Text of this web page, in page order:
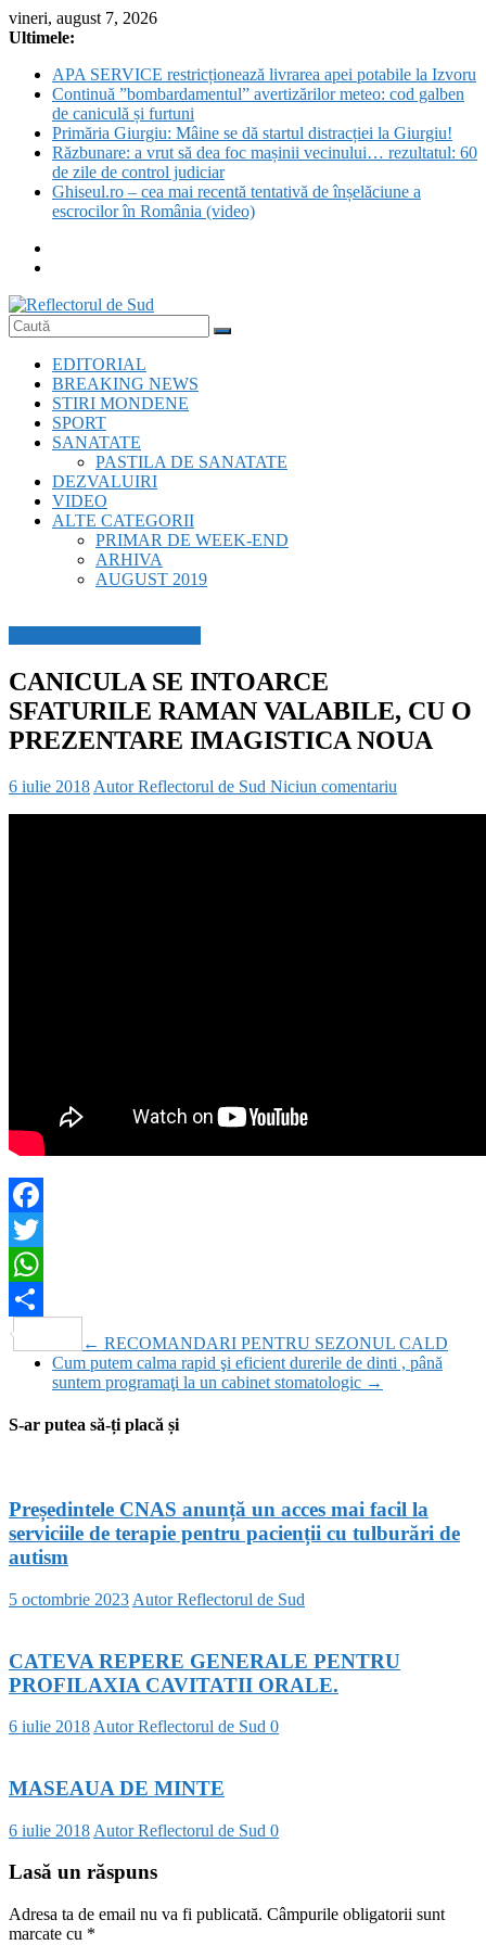
Skip
to
vineri, august 7, 2026
Ultimele:
APA SERVICE restricționează livrarea apei potabile la Izvoru
Continuă ”bombardamentul” avertizărilor meteo: cod galben
de caniculă și furtuni
Primăria Giurgiu: Mâine se dă startul distracției la Giurgiu!
Răzbunare: a vrut să dea foc mașinii vecinului… rezultatul: 60
de zile de control judiciar
Ghiseul.ro – cea mai recentă tentativă de înșelăciune a
escrocilor în România (video)
Reflectorul
Sud
EDITORIAL
BREAKING NEWS
STIRI MONDENE
SPORT
SANATATE
PASTILA DE SANATATE
DEZVALUIRI
VIDEO
ALTE CATEGORII
PRIMAR DE WEEK-END
ARHIVA
AUGUST 2019
CANICULA SE INTOARCE
SFATURILE RAMAN VALABILE, CU O
PREZENTARE IMAGISTICA NOUA
6 iulie 2018 Autor Reflectorul de Sud Niciun comentariu
Facebook
Twitter
WhatsApp
Partajează
← RECOMANDARI PENTRU SEZONUL CALD
Cum putem calma rapid şi eficient durerile de dinti , până
suntem programaţi la un cabinet stomatologic →
S-ar putea să-ți placă și
Președintele CNAS anunță un acces mai facil la
serviciile de terapie pentru pacienții cu tulburări de
autism
5 octombrie 2023 Autor Reflectorul de Sud
CATEVA REPERE GENERALE PENTRU
PROFILAXIA CAVITATII ORALE.
6 iulie 2018 Autor Reflectorul de Sud 0
MASEAUA DE MINTE
6 iulie 2018 Autor Reflectorul de Sud 0
Lasă un răspuns
Adresa ta de email nu va fi publicată. Câmpurile obligatorii sunt
marcate cu *